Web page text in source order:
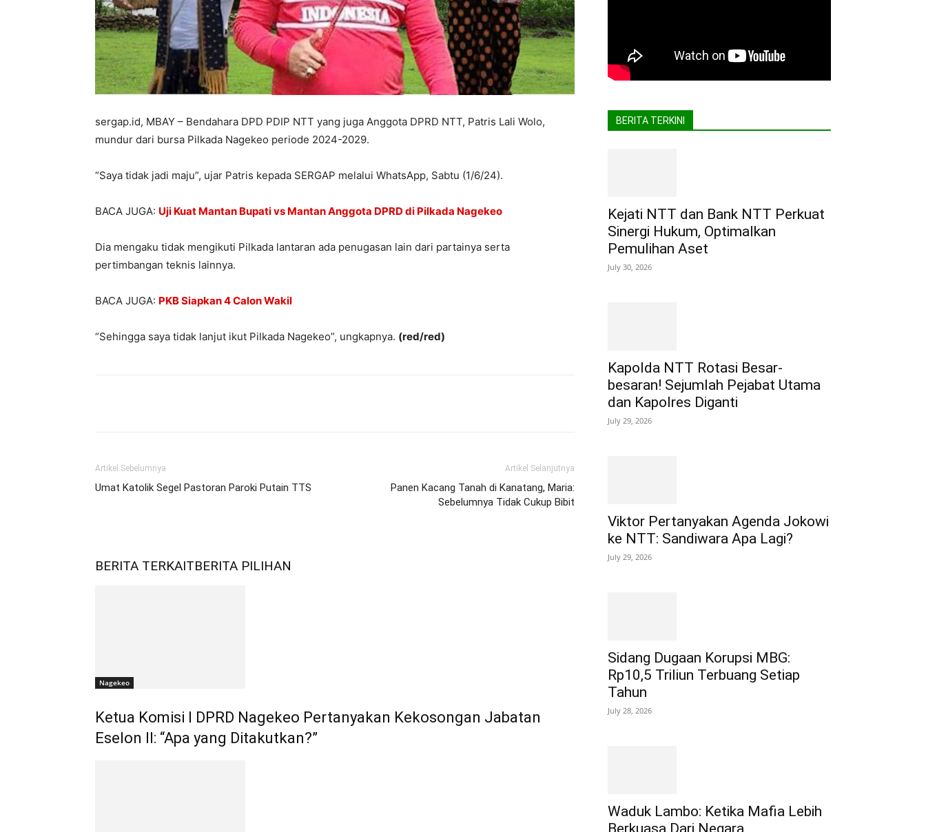
sergap.id, MBAY – Bendahara DPD PDIP NTT yang juga Anggota DPRD NTT, Patris Lali Wolo,
mundur dari bursa Pilkada Nagekeo periode 2024-2029.
“Saya tidak jadi maju”, ujar Patris kepada SERGAP melalui WhatsApp, Sabtu (1/6/24).
BACA JUGA: Uji Kuat Mantan Bupati vs Mantan Anggota DPRD di Pilkada Nagekeo
Dia mengaku tidak mengikuti Pilkada lantaran ada penugasan lain dari partainya serta
pertimbangan teknis lainnya.
BACA JUGA: PKB Siapkan 4 Calon Wakil
“Sehingga saya tidak lanjut ikut Pilkada Nagekeo”, ungkapnya. (red/red)
Artikel Sebelumnya
Umat Katolik Segel Pastoran Paroki Putain TTS
Artikel Selanjutnya
Panen Kacang Tanah di Kanatang, Maria:
Sebelumnya Tidak Cukup Bibit
BERITA TERKAITBERITA PILIHAN
Nagekeo
Ketua Komisi I DPRD Nagekeo Pertanyakan Kekosongan Jabatan
Eselon II: “Apa yang Ditakutkan?”
BERITA TERKINI
Kejati NTT dan Bank NTT Perkuat
Sinergi Hukum, Optimalkan
Pemulihan Aset
July 30, 2026
Kapolda NTT Rotasi Besar-
besaran! Sejumlah Pejabat Utama
dan Kapolres Diganti
July 29, 2026
Viktor Pertanyakan Agenda Jokowi
ke NTT: Sandiwara Apa Lagi?
July 29, 2026
Sidang Dugaan Korupsi MBG:
Rp10,5 Triliun Terbuang Setiap
Tahun
July 28, 2026
Waduk Lambo: Ketika Mafia Lebih